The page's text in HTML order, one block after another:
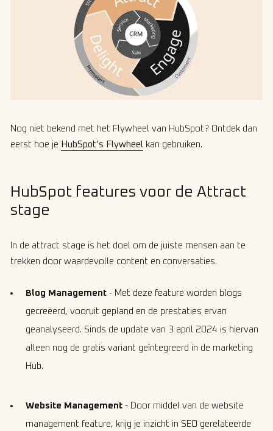
Nog niet bekend met het Flywheel van HubSpot? Ontdek dan
eerst hoe je HubSpot’s Flywheel kan gebruiken.
HubSpot features voor de Attract
stage
In de attract stage is het doel om de juiste mensen aan te
trekken door waardevolle content en conversaties.
Blog Management - Met deze feature worden blogs
gecreëerd, vooruit gepland en de prestaties ervan
geanalyseerd. Sinds de update van 3 april 2024 is hiervan
alleen nog de gratis variant geïntegreerd in de marketing
Hub.
Website Management - Door middel van de website
management feature, krijg je inzicht in SEO gerelateerde